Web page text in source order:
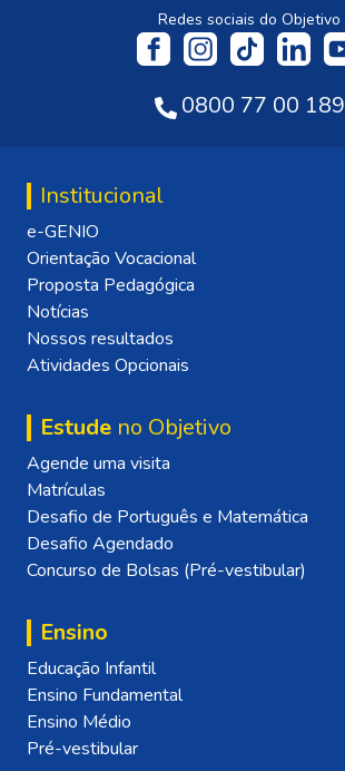
Redes sociais do Objetivo
0800 77 00 189
Institucional
e-GENIO
Orientação Vocacional
Proposta Pedagógica
Notícias
Nossos resultados
Atividades Opcionais
Estude no Objetivo
Agende uma visita
Matrículas
Desafio de Português e Matemática
Desafio Agendado
Concurso de Bolsas (Pré-vestibular)
Ensino
Educação Infantil
Ensino Fundamental
Ensino Médio
Pré-vestibular